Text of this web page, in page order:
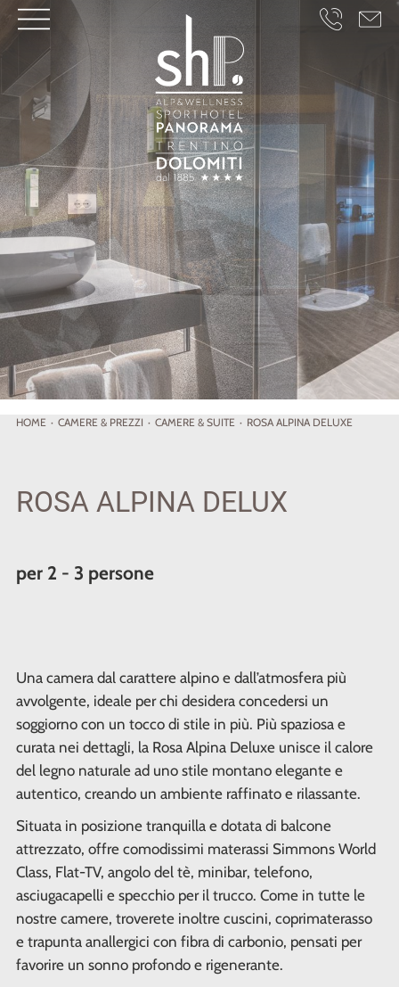
HOME · CAMERE & PREZZI · CAMERE & SUITE · ROSA ALPINA DELUXE
ROSA ALPINA DELUX
per 2 - 3 persone
Una camera dal carattere alpino e dall’atmosfera più
avvolgente, ideale per chi desidera concedersi un
soggiorno con un tocco di stile in più. Più spaziosa e
curata nei dettagli, la Rosa Alpina Deluxe unisce il calore
del legno naturale ad uno stile montano elegante e
autentico, creando un ambiente raffinato e rilassante.
Situata in posizione tranquilla e dotata di balcone
attrezzato, offre comodissimi materassi Simmons World
Class, Flat-TV, angolo del tè, minibar, telefono,
asciugacapelli e specchio per il trucco. Come in tutte le
nostre camere, troverete inoltre cuscini, coprimaterasso
e trapunta anallergici con fibra di carbonio, pensati per
favorire un sonno profondo e rigenerante.